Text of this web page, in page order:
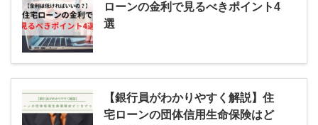
ローンの金利で見るべきポイント4
選
【銀行員がわかりやすく解説】住
宅ローンの団体信用生命保険はど